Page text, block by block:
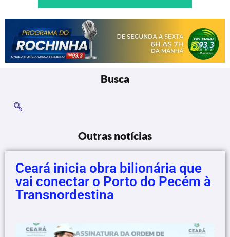
Busca
Outras notícias
Ceará inicia obra bilionária que
vai conectar o Porto do Pecém à
Transnordestina